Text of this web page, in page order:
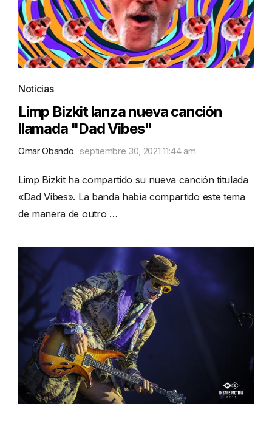
Noticias
Limp Bizkit lanza nueva canción
llamada "Dad Vibes"
Omar Obando septiembre 30, 2021 11:44 am
Limp Bizkit ha compartido su nueva canción titulada
«Dad Vibes». La banda había compartido este tema
de manera de outro …